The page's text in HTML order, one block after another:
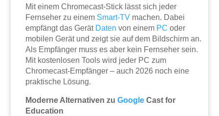
Mit einem Chromecast-Stick lässt sich jeder
Fernseher zu einem Smart-TV machen. Dabei
empfängt das Gerät Daten von einem PC oder
mobilen Gerät und zeigt sie auf dem Bildschirm an.
Als Empfänger muss es aber kein Fernseher sein.
Mit kostenlosen Tools wird jeder PC zum
Chromecast-Empfänger – auch 2026 noch eine
praktische Lösung.
Moderne Alternativen zuGoogle Cast for
Education